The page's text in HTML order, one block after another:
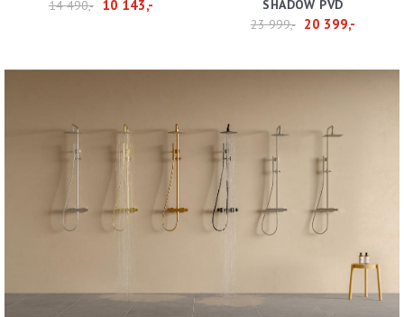
14 490,- 10 143,-
SHADOW PVD
23 999,- 20 399,-